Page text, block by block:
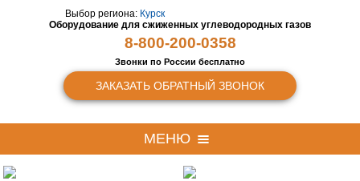
Выбор региона: Курск
Оборудование для сжиженных углеводородных газов
8-800-200-0358
Звонки по России бесплатно
ЗАКАЗАТЬ ОБРАТНЫЙ ЗВОНОК
МЕНЮ